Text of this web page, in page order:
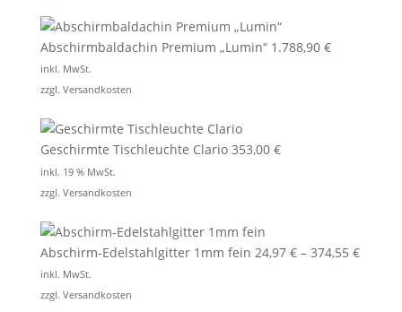
Abschirmbaldachin Premium „Lumin“ 1.788,90 €
inkl. MwSt.
zzgl. Versandkosten
Geschirmte Tischleuchte Clario 353,00 €
inkl. 19 % MwSt.
zzgl. Versandkosten
Abschirm-Edelstahlgitter 1mm fein 24,97 €– 374,55 €
inkl. MwSt.
zzgl. Versandkosten